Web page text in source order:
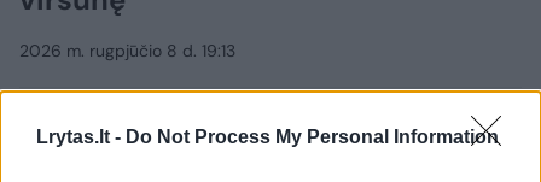
Lrytas.lt - Do Not Process My Personal Information
2026 m. rugpjūčio 8 d. 19:13
Lrytas.lt